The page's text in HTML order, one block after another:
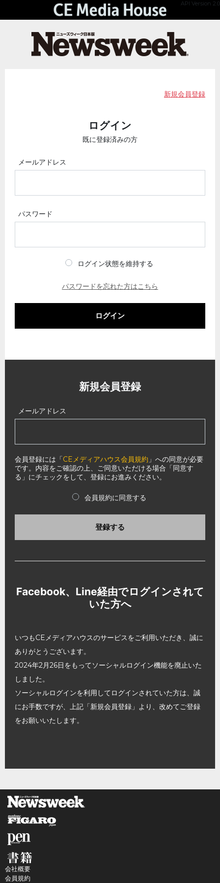
API Version 2.0
新規会員登録
ログイン
既に登録済みの方
メールアドレス
パスワード
ログイン状態を維持する
パスワードを忘れた方はこちら
ログイン
新規会員登録
メールアドレス
会員登録には「CEメディアハウス会員規約 」への同意が必要
です。内容をご確認の上、ご同意いただける場合「同意す
る」にチェックをして、登録にお進みください。
会員規約に同意する
登録する
Facebook、Line経由でログインされて
いた方へ
いつもCEメディアハウスのサービスをご利用いただき、誠に
ありがとうございます。
2024年2月26日をもってソーシャルログイン機能を廃止いた
しました。
ソーシャルログインを利用してログインされていた方は、誠
にお手数ですが、上記「新規会員登録」より、改めてご登録
をお願いいたします。
会社概要
会員規約